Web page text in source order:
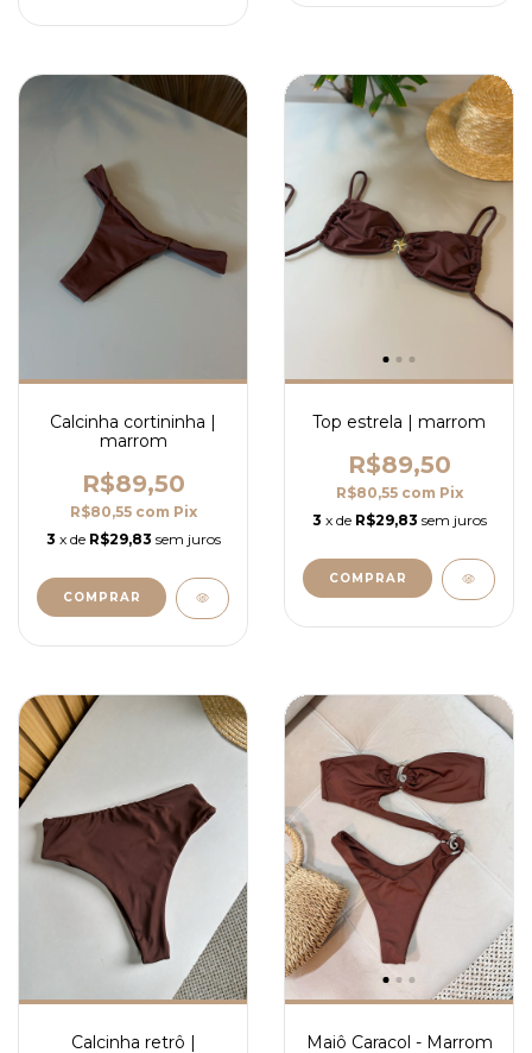
Calcinha cortininha |
marrom
R$89,50
R$80,55 com Pix
3 x de R$29,83 sem juros
COMPRAR
Top estrela | marrom
R$89,50
R$80,55 com Pix
3 x de R$29,83 sem juros
COMPRAR
Calcinha retrô |
Maiô Caracol - Marrom